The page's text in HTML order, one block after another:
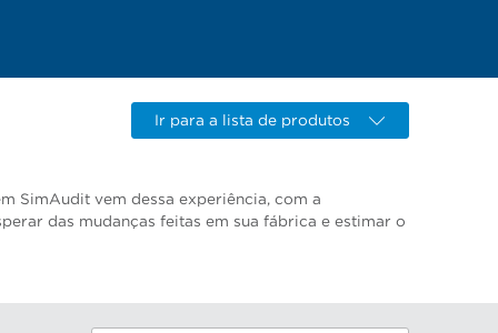
Ir para a lista de produtos
SimAudit vem dessa experiência, com a
das mudanças feitas em sua fábrica e estimar o